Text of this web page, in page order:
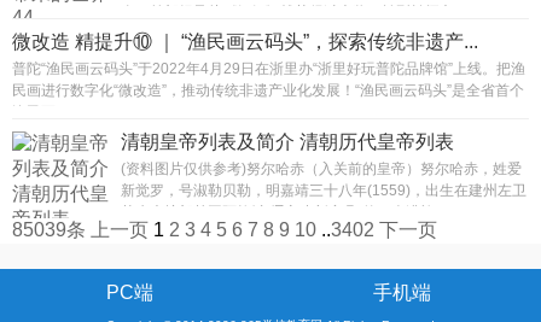
微改造 精提升⑩ ｜ “渔民画云码头”，探索传统非遗产...
普陀“渔民画云码头”于2022年4月29日在浙里办“浙里好玩普陀品牌馆”上线。把渔
民画进行数字化“微改造”，推动传统非遗产业化发展！“渔民画云码头”是全省首个
清朝皇帝列表及简介 清朝历代皇帝列表
(资料图片仅供参考)努尔哈赤（入关前的皇帝）努尔哈赤，姓爱
新觉罗，号淑勒贝勒，明嘉靖三十八年(1559)，出生在建州左卫
85039条 上一页 1 2 3 4 5 6 7 8 9 10 ..3402 下一页
PC端 手机端